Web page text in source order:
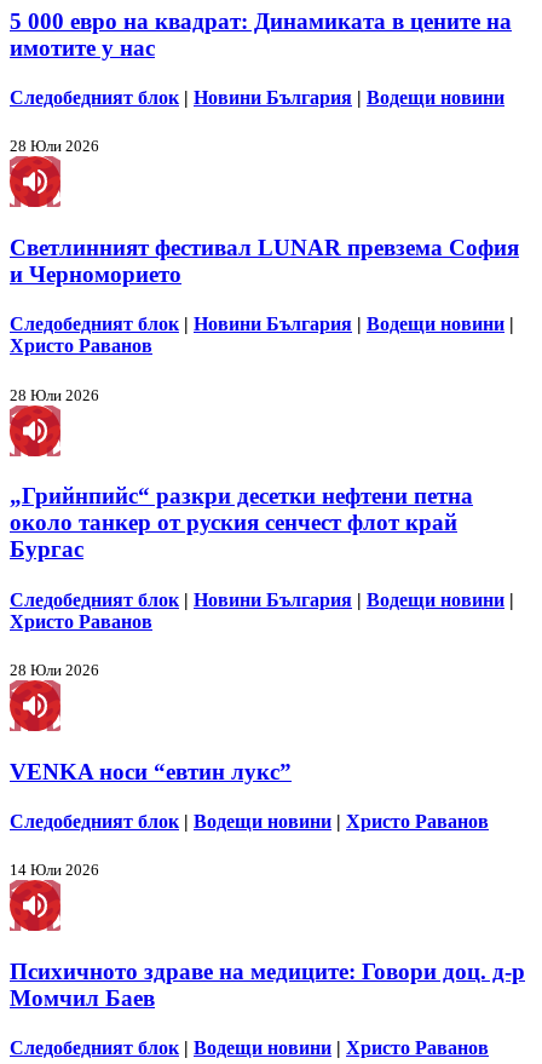
5 000 евро на квадрат: Динамиката в цените на
имотите у нас
Следобедният блок | Новини България | Водещи новини
28 Юли 2026
Светлинният фестивал LUNAR превзема София
и Черноморието
Следобедният блок| Новини България | Водещи новини |
Христо Раванов
28 Юли 2026
„Грийнпийс“ разкри десетки нефтени петна
около танкер от руския сенчест флот край
Бургас
Следобедният блок | Новини България | Водещи новини |
Христо Раванов
28 Юли 2026
VENKA носи “евтин лукс”
Следобедният блок | Водещи новини | Христо Раванов
14 Юли 2026
Психичното здраве на медиците: Говори доц. д-р
Момчил Баев
Следобедният блок | Водещи новини | Христо Раванов